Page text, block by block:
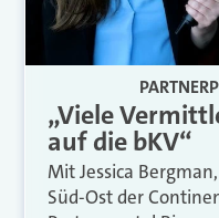
„Viele
auf die bKV“
Mit Jessica
Süd-Ost der